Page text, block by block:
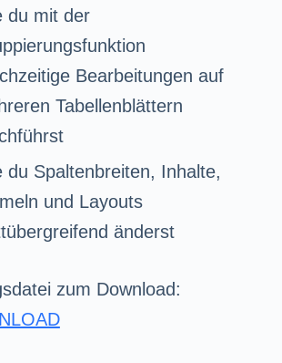
du mit der
Bearbeitungen auf
Tabellenblättern
du Spaltenbreiten, Inhalte,
und Layouts
änderst
zum Download: